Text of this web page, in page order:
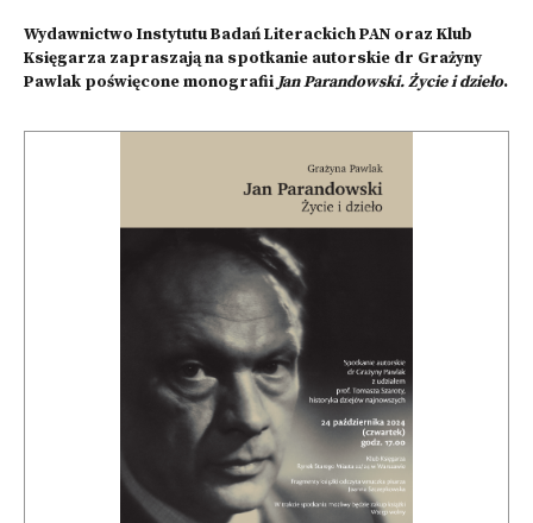
Wydawnictwo Instytutu Badań Literackich PAN oraz Klub
Księgarza zapraszają na spotkanie autorskie dr Grażyny
Pawlak poświęcone monografiiJan Parandowski. Życie i dzieło.